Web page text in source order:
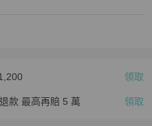
領取
款 最高再賠 5 萬 領取